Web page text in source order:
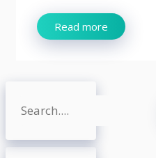
Read more
Search